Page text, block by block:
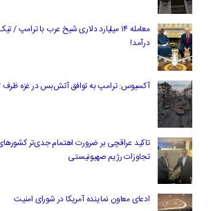
معامله ۱۴ میلیارد دلاری شیخ عرب با
درآمد!
آکسیوس: ترامپ به توافق آتش‌بس در غزه ظرف ۲ روز آینده امیدوار است
تاکید عراقچی بر ضرورت اهتمام جدی‌تر
تجاوزات رژیم صهیونیستی
ادعای معاون نماینده آمریکا در شورای امنیت